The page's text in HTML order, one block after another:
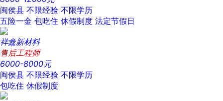
闽侯县 不限经验 不限学历
五险一金 包吃住 休假制度 法定节假日
祥鑫新材料
售后工程师
6000-8000元
闽侯县 不限经验 不限学历
包吃住 休假制度